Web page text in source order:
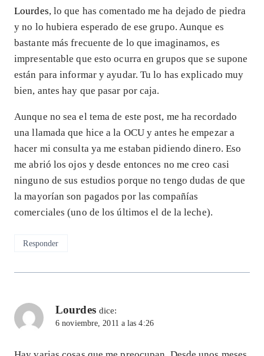
Lourdes, lo que has comentado me ha dejado de piedra
y no lo hubiera esperado de ese grupo. Aunque es
bastante más frecuente de lo que imaginamos, es
impresentable que esto ocurra en grupos que se supone
están para informar y ayudar. Tu lo has explicado muy
bien, antes hay que pasar por caja.
Aunque no sea el tema de este post, me ha recordado
una llamada que hice a la OCU y antes he empezar a
hacer mi consulta ya me estaban pidiendo dinero. Eso
me abrió los ojos y desde entonces no me creo casi
ninguno de sus estudios porque no tengo dudas de que
la mayorían son pagados por las compañías
comerciales (uno de los últimos el de la leche).
Responder
Lourdes dice:
6 noviembre, 2011 a las 4:26